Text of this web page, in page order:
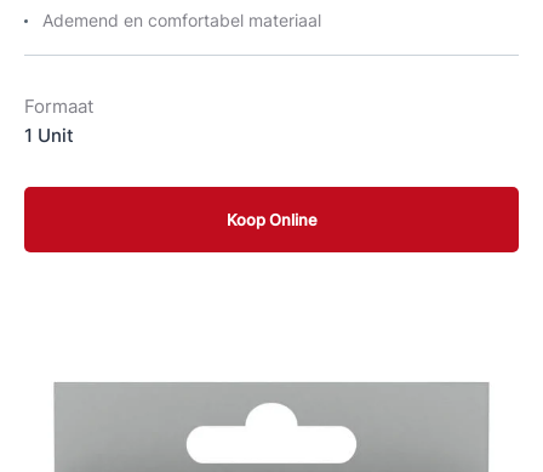
Ademend en comfortabel materiaal
Formaat
1 Unit
Koop Online